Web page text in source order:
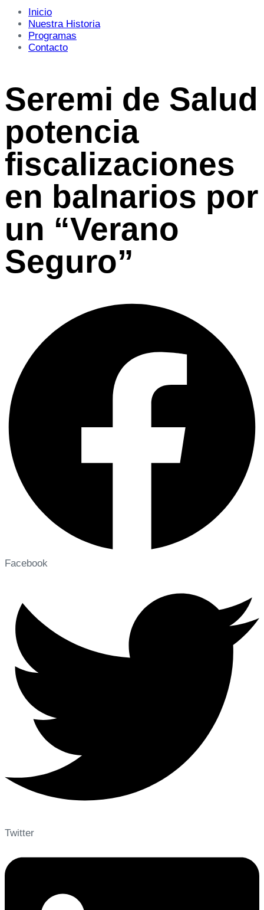
Inicio
Nuestra Historia
Programas
Contacto
Seremi de Salud
potencia
fiscalizaciones
en balnarios por
un “Verano
Seguro”
Facebook
Twitter